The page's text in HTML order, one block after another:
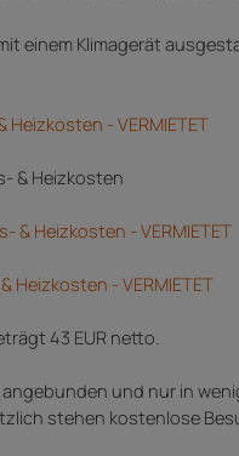
einem Klimagerät
Heizkosten - VERMIETET
& Heizkosten
& Heizkosten - VERMIETET
Heizkosten - VERMIETET
43 EUR netto.
und nur in
stehen kostenlose